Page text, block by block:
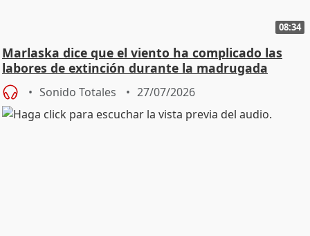
08:34
Marlaska dice que el viento ha complicado las
labores de extinción durante la madrugada
Sonido Totales 27/07/2026